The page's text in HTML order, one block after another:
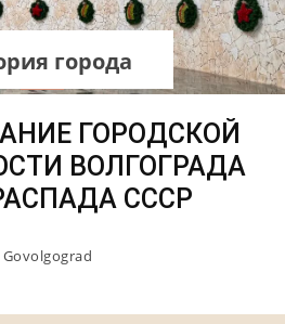
города
ГОРОДСКОЙ
ВОЛГОГРАДА
СССР
Govolgograd